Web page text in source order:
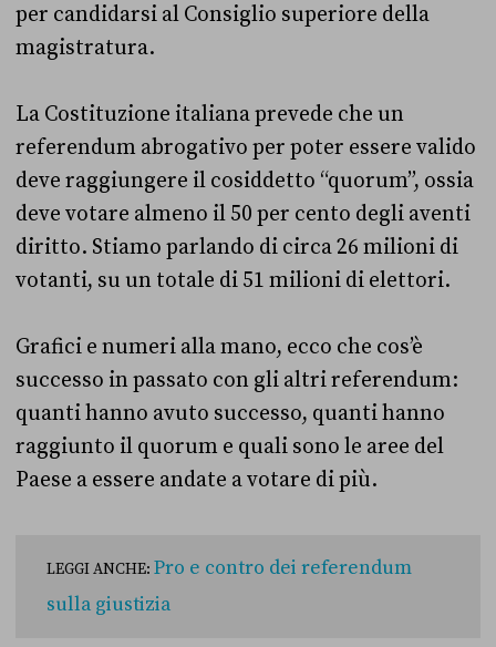
per candidarsi al Consiglio superiore della
magistratura.
La Costituzione italiana prevede che un
referendum abrogativo per poter essere valido
deve raggiungere il cosiddetto “quorum”, ossia
deve votare almeno il 50 per cento degli aventi
diritto. Stiamo parlando di circa 26 milioni di
votanti, su un totale di 51 milioni di elettori.
Grafici e numeri alla mano, ecco che cos’è
successo in passato con gli altri referendum:
quanti hanno avuto successo, quanti hanno
raggiunto il quorum e quali sono le aree del
Paese a essere andate a votare di più.
LEGGI ANCHE: Pro e contro dei referendum
sulla giustizia